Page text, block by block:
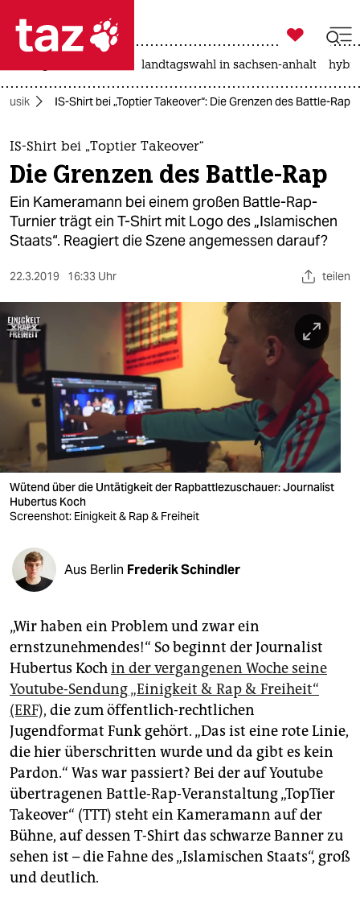
 taz zahl ich
taz zahl ich
themen
politik
öko
gesellschaft
sport
berlin
nord
wahrheit
verlag
verlag
shop
fragen & hilfe
unterstützen
abo
genossenschaft
epaper login

taz zahl ich
landtagswahl in sachsen-anhalt
Musik IS-Shirt bei „Toptier Takeover“: Die Grenzen des Battle-Rap
IS-Shirt bei „Toptier Takeover“
Die Grenzen des Battle-Rap
Ein Kameramann bei einem großen Battle-Rap-
Turnier trägt ein T-Shirt mit Logo des „Islamischen
Staats“. Reagiert die Szene angemessen darauf?
22.3.2019 16:33 Uhr teilen
Wütend über die Untätigkeit der Rapbattlezuschauer: Journalist
Hubertus Koch
Screenshot: Einigkeit & Rap & Freiheit
Aus Berlin Frederik Schindler
„Wir haben ein Problem und zwar ein
ernstzunehmendes!“ So beginnt der Journalist
Hubertus Kochin der vergangenen Woche seine
Youtube-Sendung „Einigkeit & Rap & Freiheit“
(ERF), die zum öffentlich-rechtlichen
Jugendformat Funk gehört. „Das ist eine rote Linie,
die hier überschritten wurde und da gibt es kein
Pardon.“ Was war passiert? Bei der auf Youtube
übertragenen Battle-Rap-Veranstaltung „TopTier
Takeover“ (TTT) steht ein Kameramann auf der
Bühne, auf dessen T-Shirt das schwarze Banner zu
sehen ist – die Fahne des „Islamischen Staats“, groß
und deutlich.